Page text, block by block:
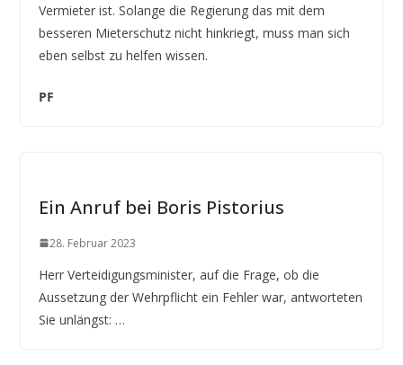
Vermieter ist. Solange die Regierung das mit dem
besseren Mieterschutz nicht hinkriegt, muss man sich
eben selbst zu helfen wissen.
PF
Ein Anruf bei Boris Pistorius
28. Februar 2023
Herr Verteidigungsminister, auf die Frage, ob die
Aussetzung der Wehrpflicht ein Fehler war, antworteten
Sie unlängst: …